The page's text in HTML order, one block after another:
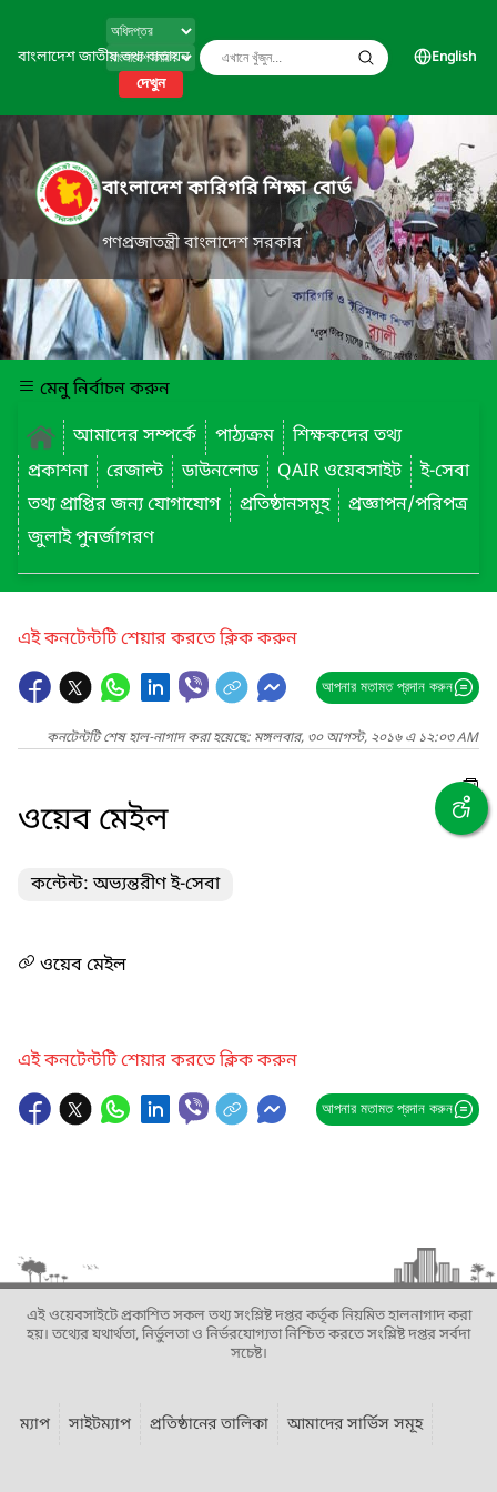
বাংলাদেশ জাতীয় তথ্য বাতায়ন
দেখুন
English
বাংলাদেশ কারিগরি শিক্ষা বোর্ড
গণপ্রজাতন্ত্রী বাংলাদেশ সরকার
মেনু নির্বাচন করুন
আমাদের সম্পর্কে
পাঠ্যক্রম
শিক্ষকদের তথ্য
প্রকাশনা
রেজাল্ট ডাউনলোড QAIR ওয়েবসাইট
ই-সেবা
তথ্য প্রাপ্তির জন্য যোগাযোগ
প্রতিষ্ঠানসমূহ
প্রজ্ঞাপন/পরিপত্র
জুলাই পুনর্জাগরণ
এই কনটেন্টটি শেয়ার করতে ক্লিক করুন
আপনার মতামত প্রদান করুন
কনটেন্টটি শেষ হাল-নাগাদ করা হয়েছে: মঙ্গলবার, ৩০ আগস্ট, ২০১৬ এ ১২:০৩ AM
ওয়েব মেইল
কন্টেন্ট: অভ্যন্তরীণ ই-সেবা
ওয়েব মেইল
এই কনটেন্টটি শেয়ার করতে ক্লিক করুন
আপনার মতামত প্রদান করুন
এই ওয়েবসাইটে প্রকাশিত সকল তথ্য সংশ্লিষ্ট দপ্তর কর্তৃক নিয়মিত হালনাগাদ করা
হয়। তথ্যের যথার্থতা, নির্ভুলতা ও নির্ভরযোগ্যতা নিশ্চিত করতে সংশ্লিষ্ট দপ্তর সর্বদা
সচেষ্ট।
ম্যাপ সাইটম্যাপ প্রতিষ্ঠানের তালিকা আমাদের সার্ভিস সমূহ